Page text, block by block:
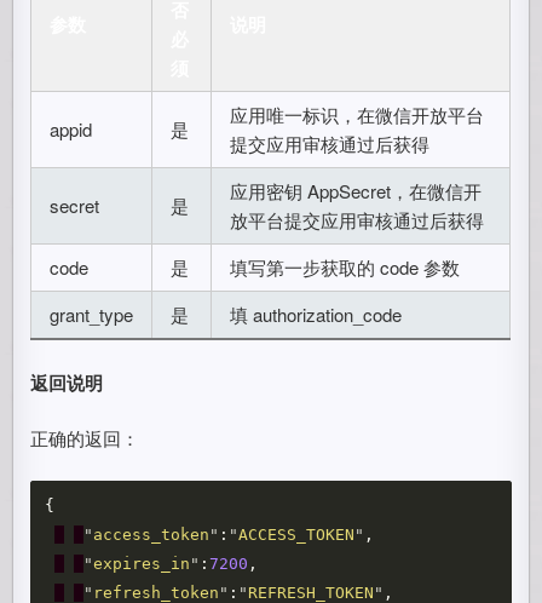
appid 是
应用唯一标识，在微信开放平台
提交应用审核通过后获得
secret 是
应用密钥 AppSecret，在微信开
放平台提交应用审核通过后获得
code
是
填写第一步获取的 code 参数
grant_type
是 填 authorization_code
返回说明
正确的返回：
{
" access_token " : "ACCESS_TOKEN " ,
"expires_in " :7200 ,
" refresh_token " : " REFRESH_TOKEN " ,